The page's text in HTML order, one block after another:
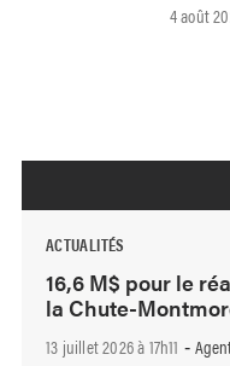
4 août
ACTUALITÉS
16,6 M$ pour le
la Chute-
13 juillet 2026 à 17h11 -